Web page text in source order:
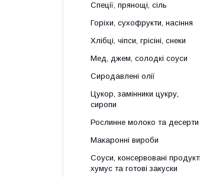
Спеції, прянощі, сіль
Горіхи, сухофрукти, насіння
Хлібці, чіпси, грісіні, снеки
Мед, джем, солодкі соуси
Сиродавлені олії
Цукор, замінники цукру,
сиропи
Рослинне молоко та десерти
Макаронні вироби
Соуси, консервовані
хумус та готові закуски